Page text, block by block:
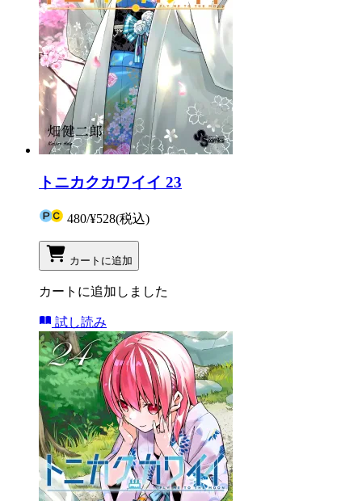
トニカクカワイイ 23
480/¥528(税込)
カートに追加
カートに追加しました
試し読み